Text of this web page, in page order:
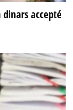
accepté